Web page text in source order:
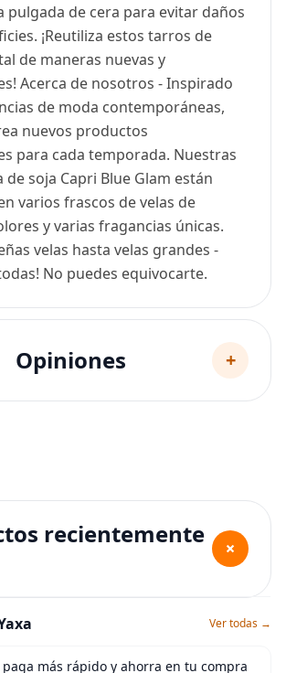
pulgada de cera para evitar daños
¡Reutiliza estos tarros de
de maneras nuevas y
Acerca de nosotros - Inspirado
de moda contemporáneas,
nuevos productos
para cada temporada. Nuestras
de soja Capri Blue Glam están
varios frascos de velas de
y varias fragancias únicas.
velas hasta velas grandes -
No puedes equivocarte.
Opiniones +
recientemente
+
Ver todas →
paga más rápido y ahorra en tu compra